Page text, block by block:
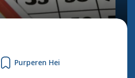
Bekijk alle foto's
Purperen Hei